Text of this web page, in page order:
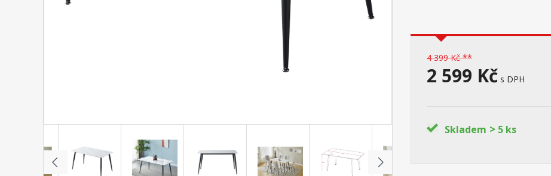
4 399 Kč **
2 599 Kč s DPH
Skladem > 5 ks